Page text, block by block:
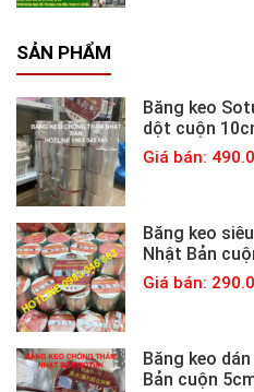
SẢN PHẨM
Băng keo
dột cuộn
Giá bán:
Băng keo
Nhật Bản
Giá bán:
Băng keo
Bản cuộn